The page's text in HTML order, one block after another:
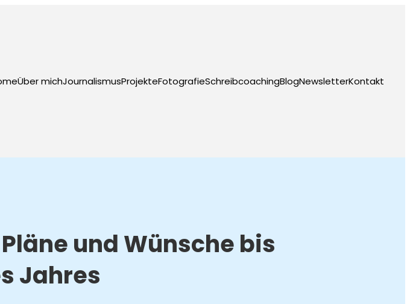
Über michJournalismusProjekteFotografieSchreibcoachingBlogNewsletterKontakt
und Wünsche bis
Jahres